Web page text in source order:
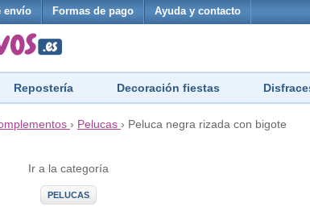
envío Formas de pago Ayuda y contacto
Repostería Decoración fiestas
› Pelucas › Peluca negra rizada con bigote
Ir a la categoría
PELUCAS